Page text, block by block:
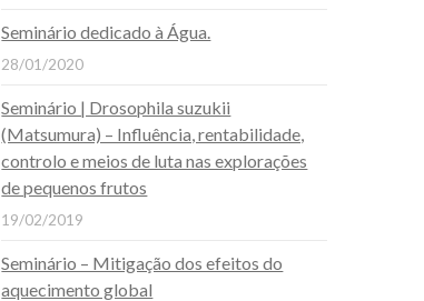
Seminário dedicado à Água.
28/01/2020
Seminário | Drosophila suzukii
(Matsumura) – Influência, rentabilidade,
controlo e meios de luta nas explorações
de pequenos frutos
19/02/2019
Seminário – Mitigação dos efeitos do
aquecimento global